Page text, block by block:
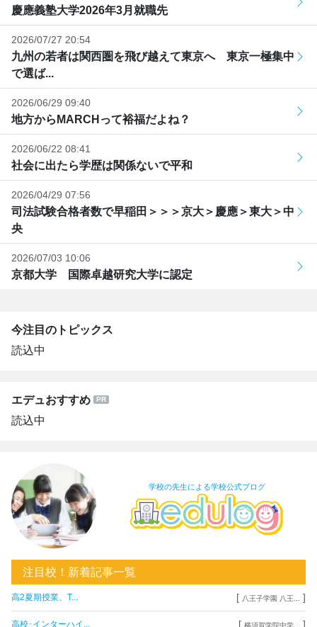
慶應義塾大学2026年3月就職先
2026/07/27 20:54
九州の若者は関西圏を飛び越えて東京へ 東京一極集中
で選ば...
2026/06/29 09:40
地方からMARCHって裕福だよね？
2026/06/22 08:41
社会に出たら学歴は関係ないで平和
2026/04/29 07:56
司法試験合格者数で早稲田＞＞＞京大＞慶應＞東大＞中
央
2026/07/03 10:06
京都大学 国際卓越研究大学に認定
今注目のトピックス
読込中
エデュおすすめ
読込中
学校の先生による学校公式ブログ
注目校！新着記事一覧
高2夏期授業、T... [ 八王子学園 八王... ]
高校･インターハイ... [ 横須賀学院中学... ]